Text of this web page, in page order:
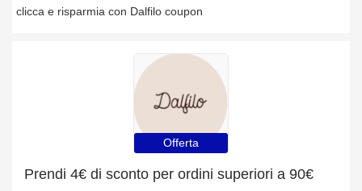
clicca e risparmia con Dalfilo coupon
Offerta
Prendi 4€ di sconto per ordini superiori a 90€